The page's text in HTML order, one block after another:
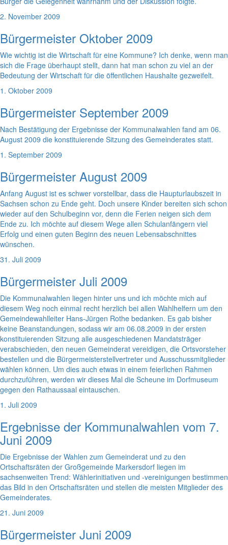
2. November 2009
Bürgermeister Oktober 2009
Wie wichtig ist die Wirtschaft für eine Kommune? Ich denke, wenn man
sich die Frage überhaupt stellt, dann hat man schon zu viel an der
Bedeutung der Wirtschaft für die öffentlichen Haushalte gezweifelt.
1. Oktober 2009
Bürgermeister September 2009
Nach Bestätigung der Ergebnisse der Kommunalwahlen fand am 06.
August 2009 die konstituierende Sitzung des Gemeinderates statt.
1. September 2009
Bürgermeister August 2009
Anfang August ist es schwer vorstellbar, dass die Haupturlaubszeit in
Sachsen schon zu Ende geht. Doch unsere Kinder bereiten sich schon
wieder auf den Schulbeginn vor, denn die Ferien neigen sich dem
Ende zu. Ich möchte auf diesem Wege allen Schulanfängern viel
Erfolg und einen guten Beginn des neuen Lebensabschnittes
wünschen.
31. Juli 2009
Bürgermeister Juli 2009
Die Kommunalwahlen liegen hinter uns und ich möchte mich auf
diesem Weg noch einmal recht herzlich bei allen Wahlhelfern um den
Gemeindewahlleiter Hans-Jürgen Rothe bedanken. Es gab bisher
keine Beanstandungen, sodass wir am 06.08.2009 in der ersten
konstituierenden Sitzung alle ausgeschiedenen Mandatsträger
verabschieden, den neuen Gemeinderat vereidigen, die Ortsvorsteher
bestellen und die Bürgermeisterstellvertreter und Ausschussmitglieder
wählen können. Um dies auch etwas in einem feierlichen Rahmen
durchzuführen, werden wir dieses Mal die Scheune im Dorfmuseum
gegen den Rathaussaal eintauschen.
1. Juli 2009
Ergebnisse der Kommunalwahlen vom 7.
Juni 2009
Die Ergebnisse der Wahlen zum Gemeinderat und zu den
Ortschaftsräten der Großgemeinde Markersdorf liegen im
sachsenweiten Trend: Wählerinitiativen und -vereinigungen bestimmen
das Bild in den Ortschaftsräten und stellen die meisten Mitglieder des
Gemeinderates.
21. Juni 2009
Bürgermeister Juni 2009